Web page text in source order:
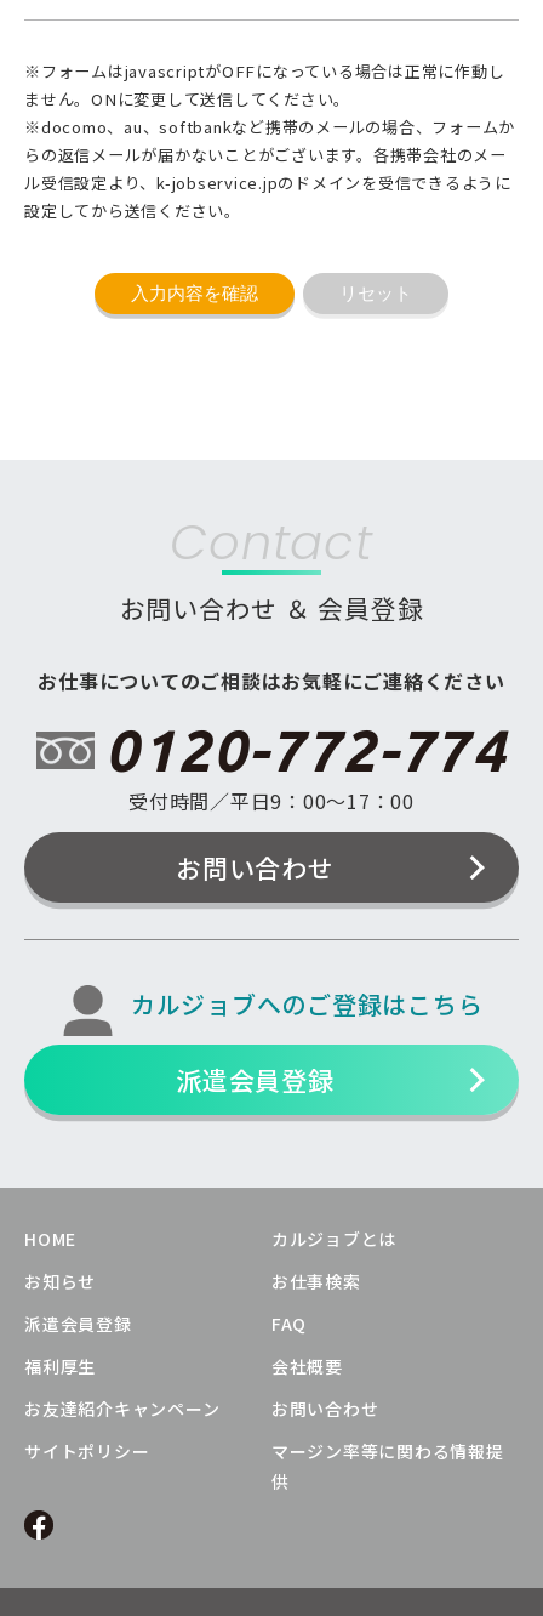
※フォームはjavascriptがOFFになっている場合は正常に作動し
ません。ONに変更して送信してください。
※docomo、au、softbankなど携帯のメールの場合、フォームか
らの返信メールが届かないことがございます。各携帯会社のメー
ル受信設定より、k-jobservice.jpのドメインを受信できるように
設定してから送信ください。
入力内容を確認 リセット
Contact
お問い合わせ ＆ 会員登録
お仕事についてのご相談はお気軽にご連絡ください
0120-772-774
受付時間／平日9：00〜17：00
お問い合わせ
カルジョブへのご登録はこちら
派遣会員登録
HOME
カルジョブとは
お知らせ
お仕事検索
派遣会員登録
FAQ
福利厚生
会社概要
お友達紹介キャンペーン
お問い合わせ
サイトポリシー
マージン率等に関わる情報提
供